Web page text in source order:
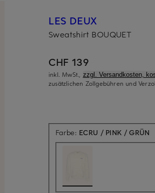
LES DEUX
Sweatshirt BOUQUET
CHF 139
inkl. MwSt., zzgl. Versandkosten,
zusätzlichen Zollgebühren und
Farbe: ECRU / PINK / GRÜN